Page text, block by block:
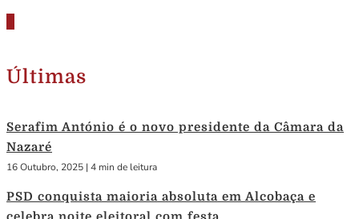
Últimas
Serafim António é o novo presidente da Câmara da
Nazaré
16 Outubro, 2025 | 4 min de leitura
PSD conquista maioria absoluta em Alcobaça e